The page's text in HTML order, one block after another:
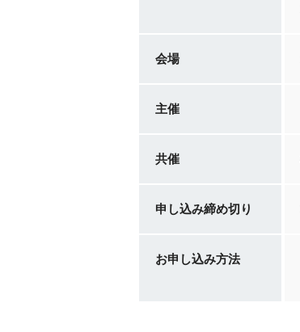
会場
主催
共催
申し込み締め切り
お申し込み方法